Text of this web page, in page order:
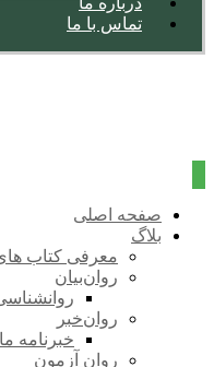
تماس با ما
صفحه اصلی
بلاگ
معرفی کتاب
روان‌بیان
روان‌خبر
خبرنامه
روان آزمون